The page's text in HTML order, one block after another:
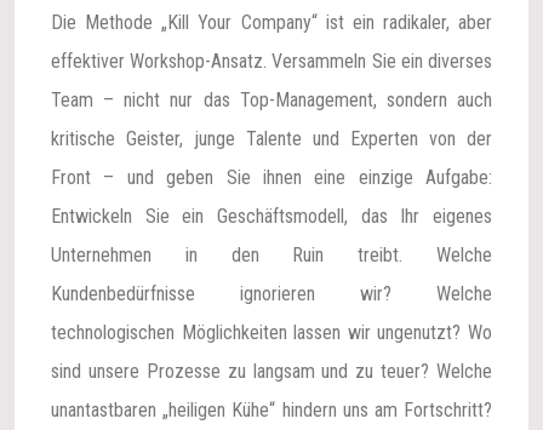
Die Methode „Kill Your Company“ ist ein radikaler, aber
effektiver Workshop-Ansatz. Versammeln Sie ein diverses
Team – nicht nur das Top-Management, sondern auch
kritische Geister, junge Talente und Experten von der
Front – und geben Sie ihnen eine einzige Aufgabe:
Entwickeln Sie ein Geschäftsmodell, das Ihr eigenes
Unternehmen in den Ruin treibt. Welche
Kundenbedürfnisse ignorieren wir? Welche
technologischen Möglichkeiten lassen wir ungenutzt? Wo
sind unsere Prozesse zu langsam und zu teuer? Welche
unantastbaren „heiligen Kühe“ hindern uns am Fortschritt?